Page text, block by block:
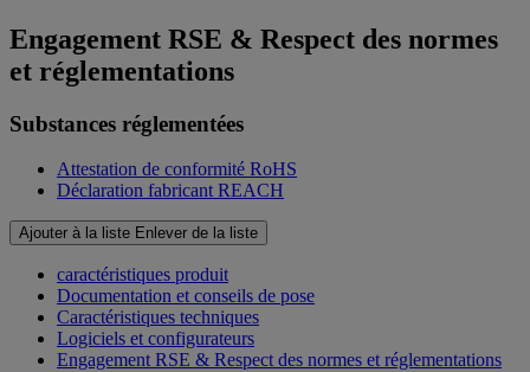
Engagement RSE & Respect des normes
et réglementations
Substances réglementées
Attestation de conformité RoHS
Déclaration fabricant REACH
Ajouter à la liste Enlever de la liste
caractéristiques produit
Documentation et conseils de pose
Caractéristiques techniques
Logiciels et configurateurs
Engagement RSE & Respect des normes et réglementations